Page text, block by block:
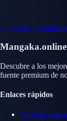
← Volver a
Mangaka.online
Descubre a los
fuente premium de
Enlaces rápidos
Catálogo